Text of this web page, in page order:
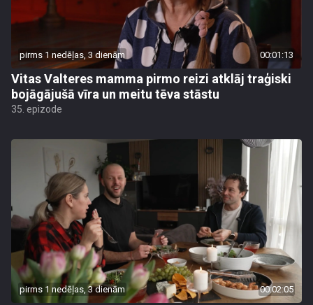
pirms 1 nedēļas, 3 dienām 00:01:13
Vitas Valteres mamma pirmo reizi atklāj traģiski
bojāgājušā vīra un meitu tēva stāstu
35. epizode
pirms 1 nedēļas, 3 dienām 00:02:05